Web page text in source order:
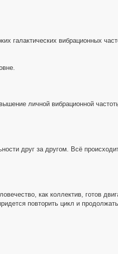
галактических вибрационных
личной вибрационной
друг за другом. Всё
как коллектив, готов
повторить цикл и